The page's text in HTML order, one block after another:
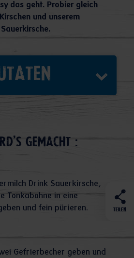
TEILEN
das geht. Probier gleich
und unserem
gemacht :
Drink Sauerkirsche,
Tonkabohne in eine
und fein pürieren.
Gefrierbecher geben und